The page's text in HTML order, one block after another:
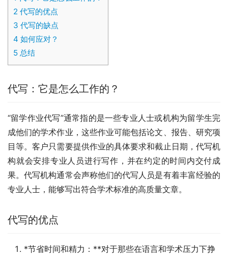
2 代写的优点
3 代写的缺点
4 如何应对？
5 总结
代写：它是怎么工作的？
“留学作业代写”通常指的是一些专业人士或机构为留学生完
成他们的学术作业，这些作业可能包括论文、报告、研究项
目等。客户只需要提供作业的具体要求和截止日期，代写机
构就会安排专业人员进行写作，并在约定的时间内交付成
果。代写机构通常会声称他们的代写人员是有着丰富经验的
专业人士，能够写出符合学术标准的高质量文章。
代写的优点
*节省时间和精力：**对于那些在语言和学术压力下挣